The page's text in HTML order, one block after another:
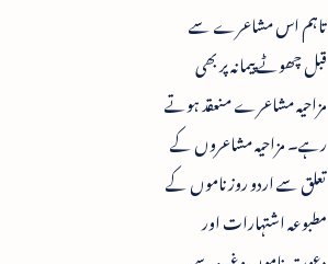
تاہم اس مشاعرے سے
قبل چھوٹے پیمانہ پر بھی
مزاحیہ مشاعرے منعقد ہوتے
رہے۔ مزاحیہ مشاعروں کے
تعلق سے اردو روزناموں کے
مطبوعہ اشتہارات اور